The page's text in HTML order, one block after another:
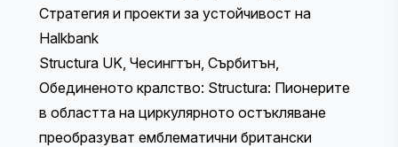
Стратегия и проекти за устойчивост на
Halkbank
Structura UK, Чесингтън, Сърбитън,
Обединеното кралство: Structura: Пионерите
в областта на циркулярното остъкляване
преобразуват емблематични британски